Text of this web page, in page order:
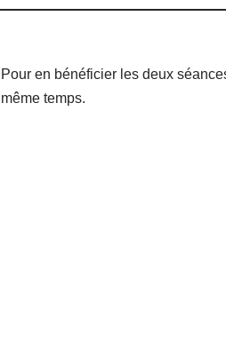
Pour en bénéficier les deux
même temps.